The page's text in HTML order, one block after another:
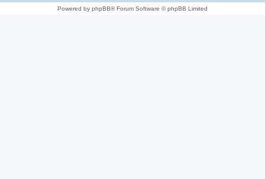
Powered by phpBB® Forum Software © phpBB Limited